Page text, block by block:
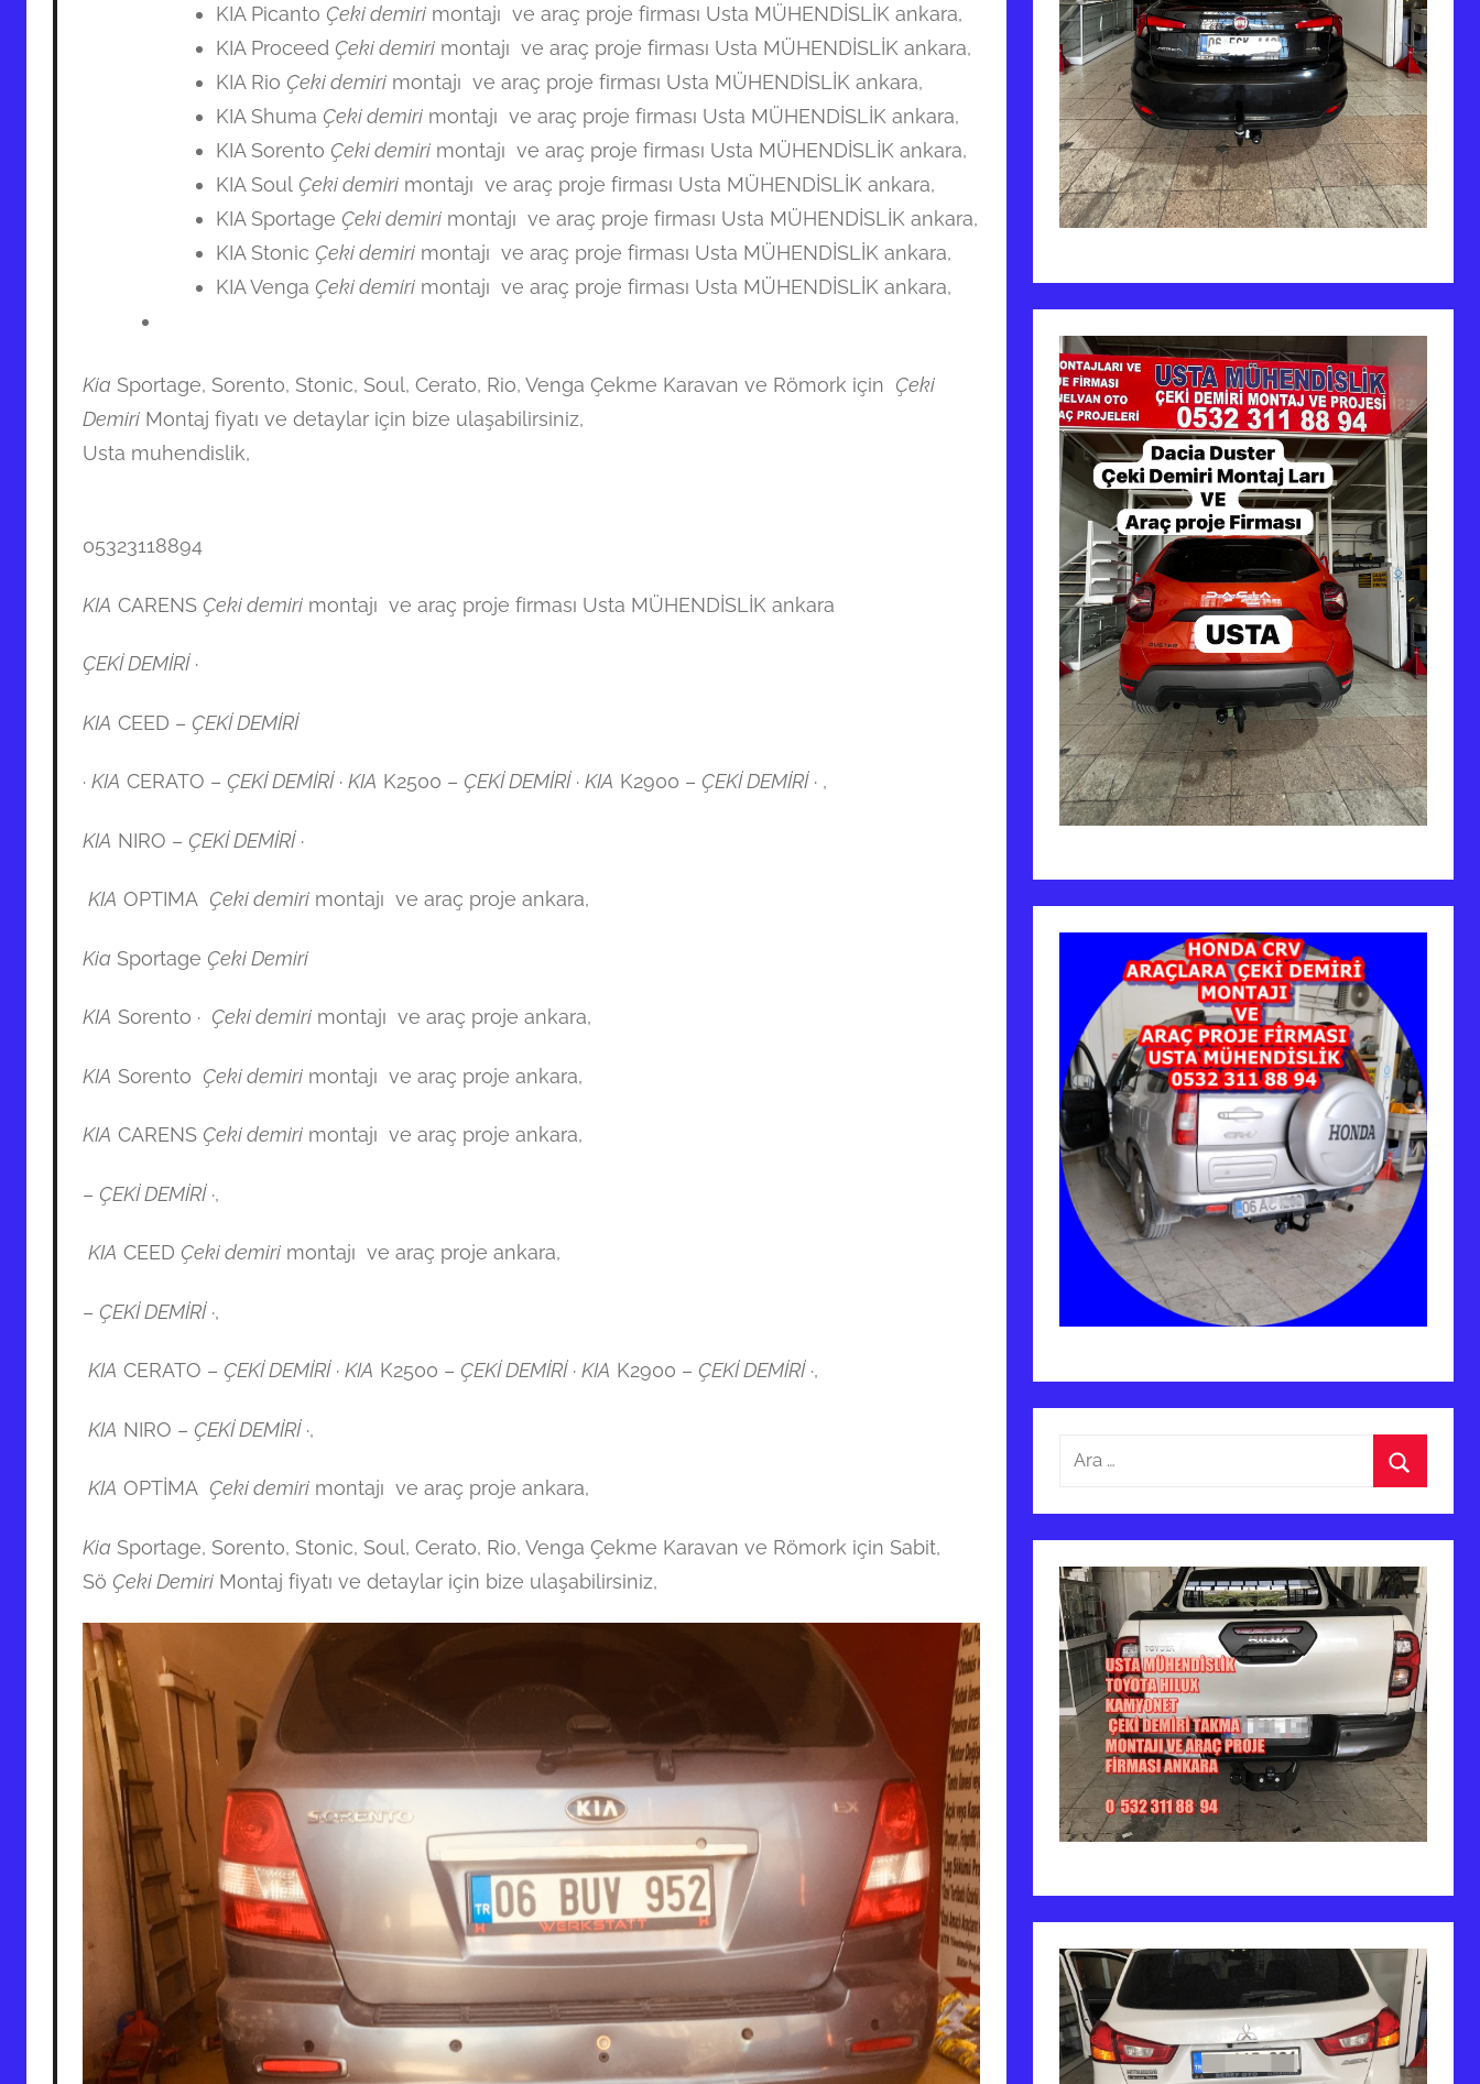
KIA Picanto Çeki demiri montajı ve araç proje firması Usta MÜHENDİSLİK ankara,
KIA Proceed Çeki demiri montajı ve araç proje firması Usta MÜHENDİSLİK ankara,
KIA Rio Çeki demiri montajı ve araç proje firması Usta MÜHENDİSLİK ankara,
KIA Shuma Çeki demiri montajı ve araç proje firması Usta MÜHENDİSLİK ankara,
KIA Sorento Çeki demiri montajı ve araç proje firması Usta MÜHENDİSLİK ankara,
KIA Soul Çeki demiri montajı ve araç proje firması Usta MÜHENDİSLİK ankara,
KIA Sportage Çeki demiri montajı ve araç proje firması Usta MÜHENDİSLİK ankara,
KIA Stonic Çeki demiri montajı ve araç proje firması Usta MÜHENDİSLİK ankara,
KIA Venga Çeki demiri montajı ve araç proje firması Usta MÜHENDİSLİK ankara,
Kia Sportage, Sorento, Stonic, Soul, Cerato, Rio, Venga Çekme Karavan ve Römork için Çeki
DemiriMontaj fiyatı ve detaylar için bize ulaşabilirsiniz,
Usta muhendislik,
05323118894
KIA CARENS Çeki demirimontajı ve araç proje firması Usta MÜHENDİSLİK ankara
ÇEKİ DEMİRİ·
KIA CEED – ÇEKİ DEMİRİ
· KIA CERATO – ÇEKİ DEMİRİ· KIA K2500 – ÇEKİ DEMİRİ· KIA K2900 – ÇEKİ DEMİRİ· ,
KIA NIRO – ÇEKİ DEMİRİ·
KIA OPTIMA Çeki demirimontajı ve araç proje ankara,
Kia Sportage Çeki Demiri
KIA Sorento · Çeki demirimontajı ve araç proje ankara,
KIA Sorento Çeki demirimontajı ve araç proje ankara,
KIA CARENS Çeki demirimontajı ve araç proje ankara,
– ÇEKİ DEMİRİ·,
KIA CEED Çeki demirimontajı ve araç proje ankara,
– ÇEKİ DEMİRİ·,
KIA CERATO – ÇEKİ DEMİRİ· KIA K2500 – ÇEKİ DEMİRİ· KIA K2900 – ÇEKİ DEMİRİ·,
KIA NIRO – ÇEKİ DEMİRİ·,
KIA OPTİMA Çeki demirimontajı ve araç proje ankara,
Kia Sportage, Sorento, Stonic, Soul, Cerato, Rio, Venga Çekme Karavan ve Römork için Sabit,
Sö Çeki DemiriMontaj fiyatı ve detaylar için bize ulaşabilirsiniz,
Arama: